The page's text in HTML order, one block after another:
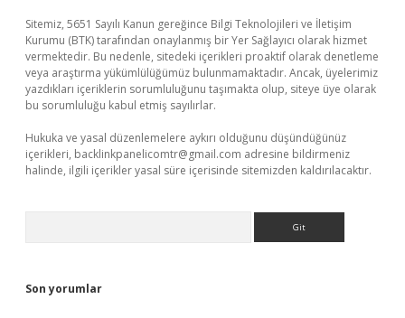
Sitemiz, 5651 Sayılı Kanun gereğince Bilgi Teknolojileri ve İletişim
Kurumu (BTK) tarafından onaylanmış bir Yer Sağlayıcı olarak hizmet
vermektedir. Bu nedenle, sitedeki içerikleri proaktif olarak denetleme
veya araştırma yükümlülüğümüz bulunmamaktadır. Ancak, üyelerimiz
yazdıkları içeriklerin sorumluluğunu taşımakta olup, siteye üye olarak
bu sorumluluğu kabul etmiş sayılırlar.
Hukuka ve yasal düzenlemelere aykırı olduğunu düşündüğünüz
içerikleri, backlinkpanelicomtr@gmail.com adresine bildirmeniz
halinde, ilgili içerikler yasal süre içerisinde sitemizden kaldırılacaktır.
Son yorumlar